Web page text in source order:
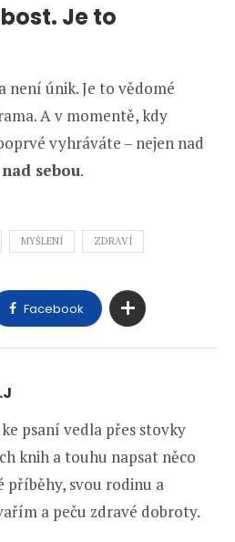
Je to
únik. Je to vědomé
A v momentě, kdy
vyhráváte – nejen nad
sebou.
MYŠLENÍ ZDRAVÍ
Facebook
psaní vedla přes stovky
knih a touhu napsat něco
příběhy, svou rodinu a
a peču zdravé dobroty.